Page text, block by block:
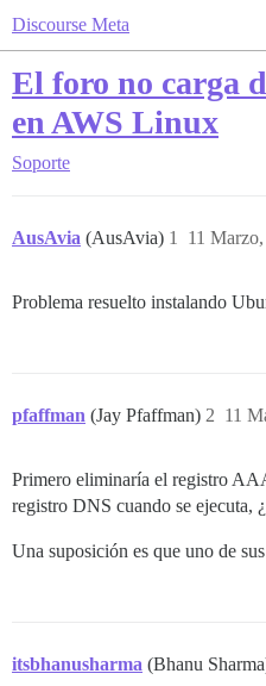
Discourse Meta
El foro no carga
en AWS Linux
Soporte
AusAvia (AusAvia) 11
1
Problema resuelto instalando
pfaffman (Jay Pfaffman) 11
2
Primero eliminaría el registro
registro DNS cuando se ejecuta,
Una suposición es que uno de
itsbhanusharma (Bhanu